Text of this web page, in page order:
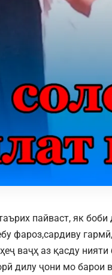
пайваст, як
фароз,сардиву
ваҷҳ аз қасду
дилу ҷони мо